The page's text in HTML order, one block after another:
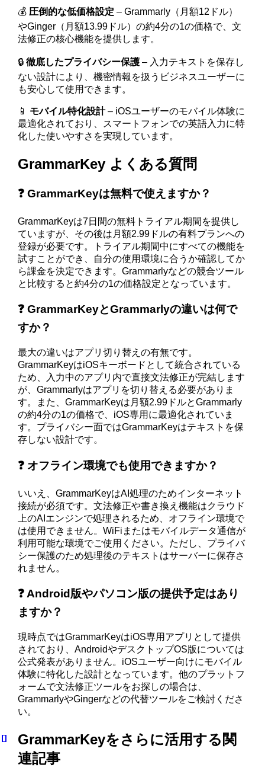
💰 圧倒的な低価格設定 – Grammarly（月額12ドル）
やGinger（月額13.99ドル）の約4分の1の価格で、文
法修正の核心機能を提供します。
🔒徹底したプライバシー保護 – 入力テキストを保存し
ない設計により、機密情報を扱うビジネスユーザーに
も安心して使用できます。
📱 モバイル特化設計– iOSユーザーのモバイル体験に
最適化されており、スマートフォンでの英語入力に特
化した使いやすさを実現しています。
GrammarKey よくある質問
❓ GrammarKeyは無料で使えますか？
GrammarKeyは7日間の無料トライアル期間を提供し
ていますが、その後は月額2.99ドルの有料プランへの
登録が必要です。トライアル期間中にすべての機能を
試すことができ、自分の使用環境に合うか確認してか
ら課金を決定できます。Grammarlyなどの競合ツール
と比較すると約4分の1の価格設定となっています。
❓ GrammarKeyとGrammarlyの違いは何で
すか？
最大の違いはアプリ切り替えの有無です。
GrammarKeyはiOSキーボードとして統合されている
ため、入力中のアプリ内で直接文法修正が完結します
が、Grammarlyはアプリを切り替える必要がありま
す。また、GrammarKeyは月額2.99ドルとGrammarly
の約4分の1の価格で、iOS専用に最適化されていま
す。プライバシー面ではGrammarKeyはテキストを保
存しない設計です。
❓ オフライン環境でも使用できますか？
いいえ、GrammarKeyはAI処理のためインターネット
接続が必須です。文法修正や書き換え機能はクラウド
上のAIエンジンで処理されるため、オフライン環境で
は使用できません。WiFiまたはモバイルデータ通信が
利用可能な環境でご使用ください。ただし、プライバ
シー保護のため処理後のテキストはサーバーに保存さ
れません。
❓ Android版やパソコン版の提供予定はあり
ますか？
現時点ではGrammarKeyはiOS専用アプリとして提供
されており、AndroidやデスクトップOS版については
公式発表がありません。iOSユーザー向けにモバイル
体験に特化した設計となっています。他のプラットフ
ォームで文法修正ツールをお探しの場合は、
GrammarlyやGingerなどの代替ツールをご検討くださ
い。
GrammarKeyをさらに活用する関
連記事